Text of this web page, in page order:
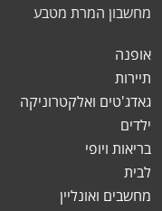
מחשבון המרת מטבע
אופנה
תיירות
גאדג'טים ואלקטרוניקה
ילדים
בריאות ויופי
לבית
מחשבים ואונליין